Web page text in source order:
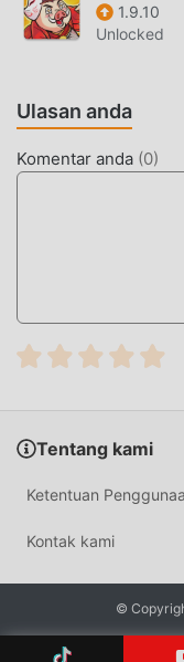
memiliki gaya seni
karakternya yang
Evolution-ID 1.0.17
diperbarui dan
Dengan teknologi
Evolution-ID 1.0.17
MOD UNIK
Tradisional rpg
kekayaan/
permainan, yang
permainan, tetapi
pasti akan membuat
munculnya mod
Anda tidak perlu
1.9.10
Unlocked
Ulasan anda
Komentar anda (0)
Tentang kami
Ketentuan
Kontak kami
©